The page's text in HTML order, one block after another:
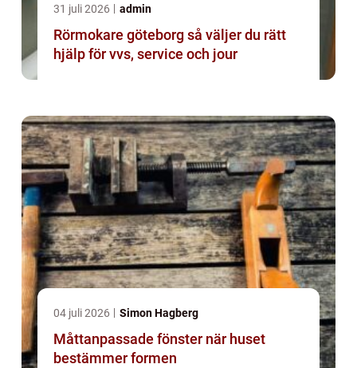
31 juli 2026 admin
Rörmokare göteborg så väljer du rätt
hjälp för vvs, service och jour
04 juli 2026 Simon Hagberg
Måttanpassade fönster när huset
bestämmer formen